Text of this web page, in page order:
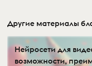
Другие материалы
Нейросети для
возможности,